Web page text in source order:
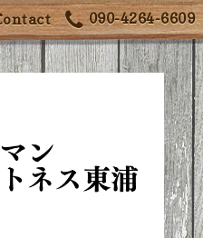
090-4264-6609